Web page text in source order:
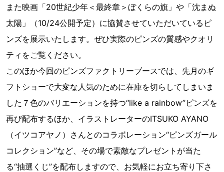
また映画「20世紀少年＜最終章＞ぼくらの旗」や「沈まぬ
太陽」（10/24公開予定）に協賛させていただいているピ
ンズを展示いたします。ぜひ実際のピンズの質感やクオリ
ティをご覧ください。
このほか今回のピンズファクトリーブースでは、先月のギ
フトショーで大変な人気のために在庫を切らしてしまいま
した７色のバリエーションを持つ“like a rainbow”ピンズを
再び配布するほか、イラストレーターのITSUKO AYANO
（イツコアヤノ）さんとのコラボレーション“ピンズガール
コレクション”など、その場で素敵なプレゼントが当た
る“抽選くじ”を配布しますので、お気軽にお立ち寄り下さ